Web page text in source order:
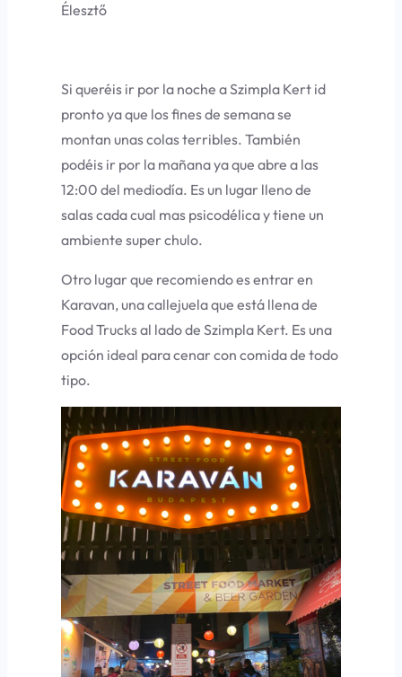
Élesztő
Si queréis ir por la noche a Szimpla Kert id
pronto ya que los fines de semana se
montan unas colas terribles. También
podéis ir por la mañana ya que abre a las
12:00 del mediodía. Es un lugar lleno de
salas cada cual mas psicodélica y tiene un
ambiente super chulo.
Otro lugar que recomiendo es entrar en
Karavan, una callejuela que está llena de
Food Trucks al lado de Szimpla Kert. Es una
opción ideal para cenar con comida de todo
tipo.